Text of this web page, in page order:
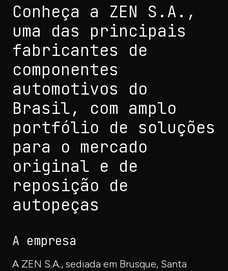
Conheça a ZEN S.A.,
uma das principais
fabricantes de
componentes
automotivos do
Brasil, com amplo
portfólio de soluções
para o mercado
original e de
reposição de
autopeças
A empresa
A ZEN S.A., sediada em Brusque, Santa